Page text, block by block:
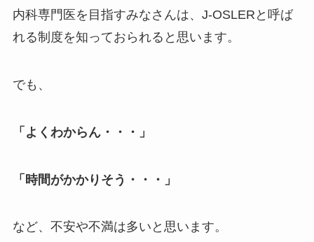
内科専門医を目指すみなさんは、J-OSLERと呼ば
れる制度を知っておられると思います。
でも、
「よくわからん・・・」
「時間がかかりそう・・・」
など、不安や不満は多いと思います。